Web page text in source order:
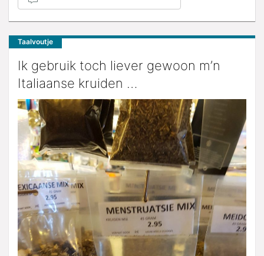
Taalvoutje
Ik gebruik toch liever gewoon m’n
Italiaanse kruiden …